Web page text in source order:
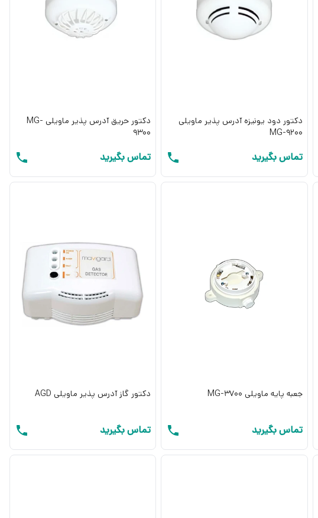
دکتور دود یونیزه آدرس پذیر ماویلی
MG-9200
تماس بگیرید
دکتور حریق آدرس پذیر ماویلی MG-
9300
تماس بگیرید
جعبه پایه ماویلی MG-3700
تماس بگیرید
دکتور گاز آدرس پذیر ماویلی AGD
تماس بگیرید